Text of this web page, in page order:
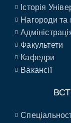
Історія
Нагороди та
Факультети
Кафедри
Вакансії